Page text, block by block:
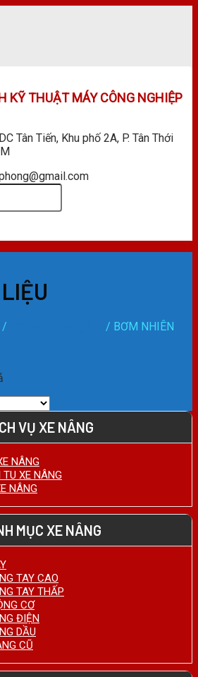
KỸ THUẬT MÁY CÔNG NGHIỆP
Tân Tiến, Khu phố 2A, P. Tân Thới
/ / BƠM NHIÊN
VỤ XE NÂNG
NÂNG
XE NÂNG
NÂNG
MỤC XE NÂNG
TAY CAO
TAY THẤP
CƠ
ĐIỆN
DẦU
CŨ